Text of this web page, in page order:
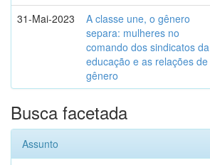
31-Mai-2023
A classe une, o gênero
separa: mulheres no
comando dos sindicatos da
educação e as relações de
gênero
Busca facetada
Assunto